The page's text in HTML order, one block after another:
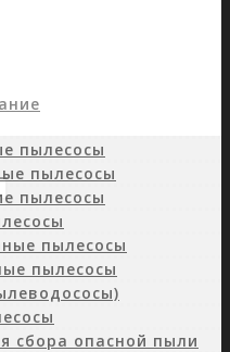
пылесосы
пылесосы
пылесосы
пылесосы
пылесосы
сбора опасной пыли